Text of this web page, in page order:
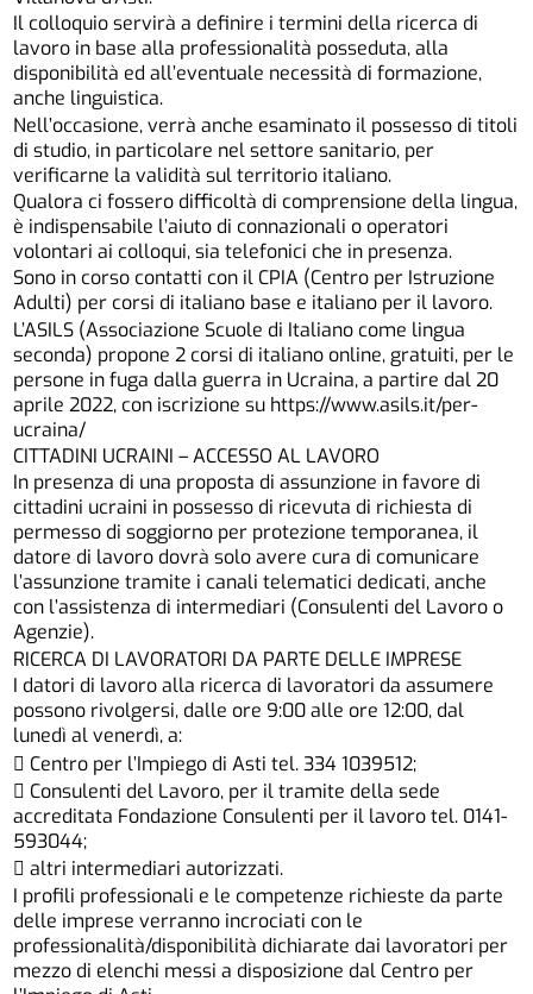
Il colloquio servirà a definire i termini della ricerca di
lavoro in base alla professionalità posseduta, alla
disponibilità ed all’eventuale necessità di formazione,
anche linguistica.
Nell’occasione, verrà anche esaminato il possesso di titoli
di studio, in particolare nel settore sanitario, per
verificarne la validità sul territorio italiano.
Qualora ci fossero difficoltà di comprensione della lingua,
è indispensabile l’aiuto di connazionali o operatori
volontari ai colloqui, sia telefonici che in presenza.
Sono in corso contatti con il CPIA (Centro per Istruzione
Adulti) per corsi di italiano base e italiano per il lavoro.
L’ASILS (Associazione Scuole di Italiano come lingua
seconda) propone 2 corsi di italiano online, gratuiti, per le
persone in fuga dalla guerra in Ucraina, a partire dal 20
aprile 2022, con iscrizione su https://www.asils.it/per-
ucraina/
CITTADINI UCRAINI – ACCESSO AL LAVORO
In presenza di una proposta di assunzione in favore di
cittadini ucraini in possesso di ricevuta di richiesta di
permesso di soggiorno per protezione temporanea, il
datore di lavoro dovrà solo avere cura di comunicare
l’assunzione tramite i canali telematici dedicati, anche
con l’assistenza di intermediari (Consulenti del Lavoro o
Agenzie).
RICERCA DI LAVORATORI DA PARTE DELLE IMPRESE
I datori di lavoro alla ricerca di lavoratori da assumere
possono rivolgersi, dalle ore 9:00 alle ore 12:00, dal
lunedì al venerdì, a:
 Centro per l’Impiego di Asti tel. 334 1039512;
 Consulenti del Lavoro, per il tramite della sede
accreditata Fondazione Consulenti per il lavoro tel. 0141-
593044;
 altri intermediari autorizzati.
I profili professionali e le competenze richieste da parte
delle imprese verranno incrociati con le
professionalità/disponibilità dichiarate dai lavoratori per
mezzo di elenchi messi a disposizione dal Centro per